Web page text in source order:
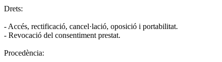
Drets:
- Accés, rectificació, cancel·lació, oposició i portabilitat.
- Revocació del consentiment prestat.
Procedència: